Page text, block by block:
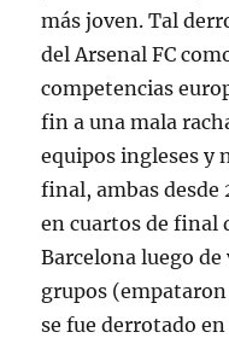
más joven. Tal
del Arsenal FC
competencias
fin a una mala
equipos ingleses y
final, ambas desde
en cuartos de final
Barcelona luego de
grupos
se fue derrotado